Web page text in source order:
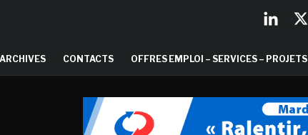
ARCHIVES CONTACTS OFFRES EMPLOI – SERVICES – PROJETS